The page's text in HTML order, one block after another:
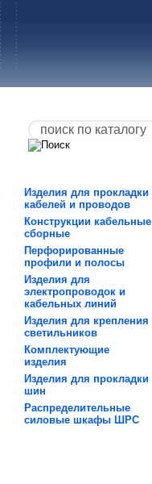
Изделия для прокладки
кабелей и проводов
Конструкции кабельные
сборные
Перфорированные
профили и полосы
Изделия для
электропроводок и
кабельных линий
Изделия для крепления
светильников
Комплектующие
изделия
Изделия для прокладки
шин
Распределительные
силовые шкафы ШРC